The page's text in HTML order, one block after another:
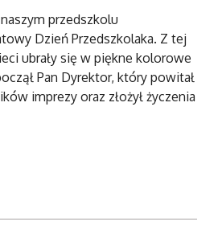
przedszkolu
Dzień Przedszkolaka. Z tej
ubrały się w piękne kolorowe
Pan Dyrektor, który powitał
imprezy oraz złożył życzenia